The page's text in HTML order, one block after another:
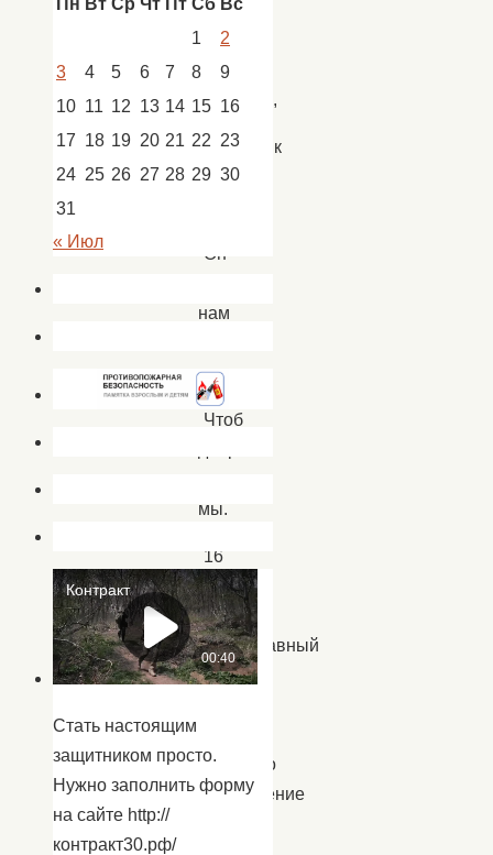
Пасха
светлый,
добрый
праздник,
Праздник
счастья,
Он
нам
надежду.
Чтоб
мы.
16
апреля
весь
православный
мир
Христово
Воскресение
Пн Вт Ср Чт Пт Сб Вс
1
2
3
4 5 6 7 8
9
10 11 12 13 14 15 16
17 18 19 20 21 22 23
24 25 26 27 28 29 30
31
« Июл
Стать настоящим
защитником просто.
Нужно заполнить форму
на сайте http://
контракт30.рф/